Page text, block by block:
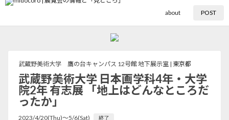
about POST
武蔵野美術大学 鷹の台キャンパス 12号館 地下展示室 | 東京都
武蔵野美術大学 日本画学科4年・大学
院2年 有志展 「地上はどんなところだ
ったか」
2023/4/20(Thu)〜5/6(Sat) 終了